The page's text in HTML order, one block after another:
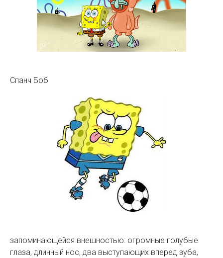
Спанч Боб
запоминающейся внешностью: огромные голубые
глаза, длинный нос, два выступающих вперед зуба,